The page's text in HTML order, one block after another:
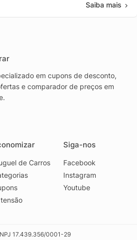
Saiba mais
em cupons de desconto,
e comparador de preços em
de Carros
Siga-nos
Facebook
Instagram
Youtube
17.439.356/0001-29